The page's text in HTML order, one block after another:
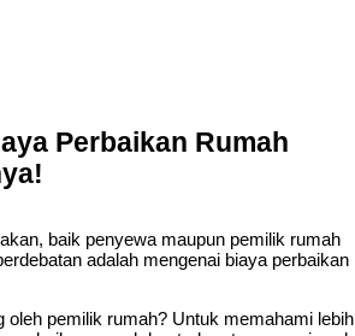
Perbaikan Rumah
baik penyewa maupun pemilik rumah
adalah mengenai biaya perbaikan
oleh pemilik rumah? Untuk memahami lebih